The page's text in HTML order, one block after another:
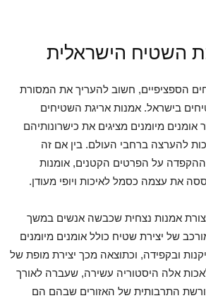
השטיח הישראלית
הספציפיים, חשוב להעריך את המסורת
בישראל. אמנות אריגת השטיחים
מיומנים מציגים את כישרונותיהם
להערצה ברחבי העולם. בין אם זה
ההקפדה על הפרטים הקטנים, אומנות
את עצמה כסמל לאיכות ויופי מעודן.
צורת אמנות נצחית שכבשה אנשים במשך
של יצירת שטיח כולל אומנים מיומנים
ובקפידה, וכתוצאה מכך יצירת מופת של
אלה היסטוריה עשירה, שעברה לאורך
התרבותית של האזורים שבהם הם